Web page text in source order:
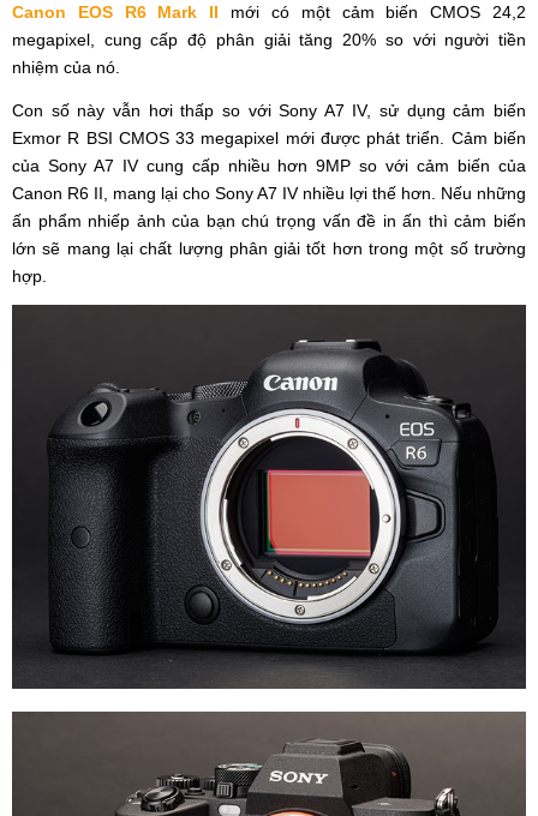
Canon EOS R6 Mark II mới có một cảm biến CMOS 24,2
megapixel, cung cấp độ phân giải tăng 20% ​​so với người tiền
nhiệm của nó.
Con số này vẫn hơi thấp so với Sony A7 IV, sử dụng cảm biến
Exmor R BSI CMOS 33 megapixel mới được phát triển. Cảm biến
của Sony A7 IV cung cấp nhiều hơn 9MP so với cảm biến của
Canon R6 II, mang lại cho Sony A7 IV nhiều lợi thế hơn. Nếu những
ấn phẩm nhiếp ảnh của bạn chú trọng vấn đề in ấn thì cảm biến
lớn sẽ mang lại chất lượng phân giải tốt hơn trong một số trường
hợp.